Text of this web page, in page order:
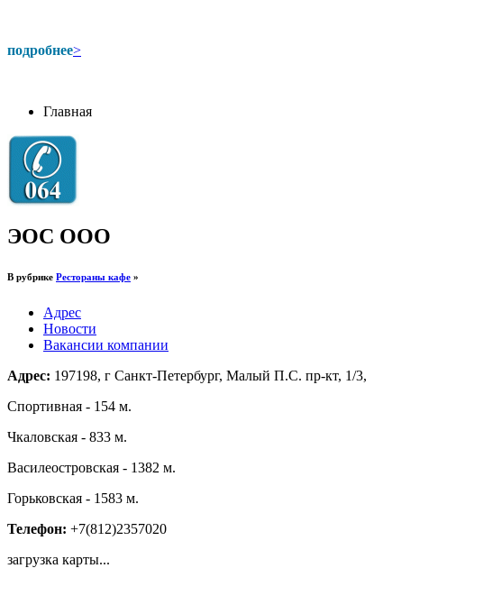
подробнее>
Главная
ЭОС ООО
В рубрике Рестораны кафе »
Адрес
Новости
Вакансии компании
Адрес: 197198, г Санкт-Петербург, Малый П.С. пр-кт, 1/3,
Спортивная - 154 м.
Чкаловская - 833 м.
Василеостровская - 1382 м.
Горьковская - 1583 м.
Телефон: +7(812)2357020
загрузка карты...